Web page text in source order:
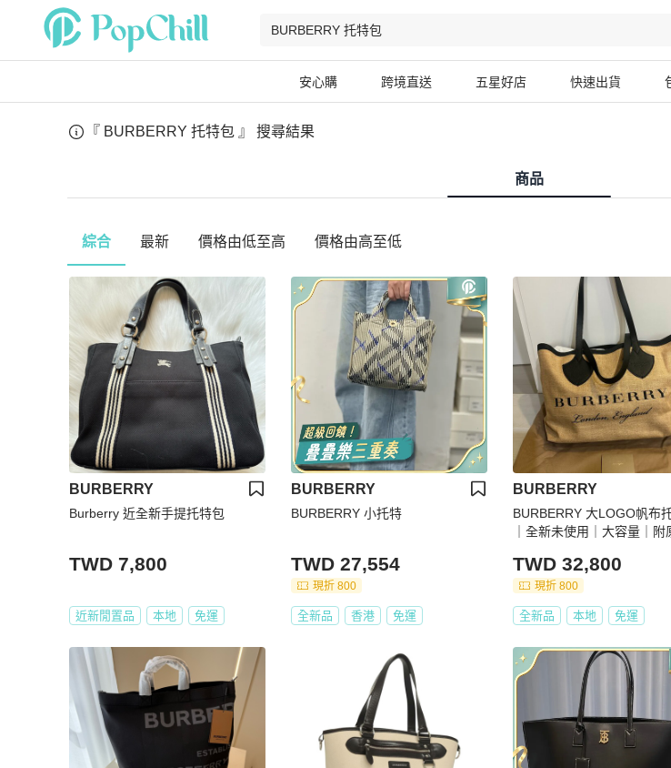
安心購 跨境直送 五星好店 快速出貨
『 BURBERRY 托特包 』 搜尋結果
商品
綜合 最新 價格由低至高 價格由高至低
BURBERRY
Burberry 近全新手提托特包
TWD 7,800
近新閒置品 本地 免運
BURBERRY
BURBERRY 小托特
TWD 27,554
現折 800
全新品 香港 免運
BURBERRY
BURBERRY 大LOGO帆布
｜全新未使用｜大容量｜附
TWD 32,800
現折 800
全新品 本地 免運